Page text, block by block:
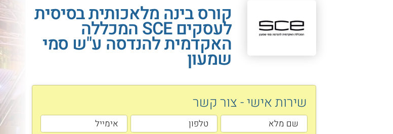
קורס בינה מלאכותית בסיסית
לעסקים SCE המכללה
האקדמית להנדסה ע"ש סמי
שמעון
שירות אישי - צור קשר